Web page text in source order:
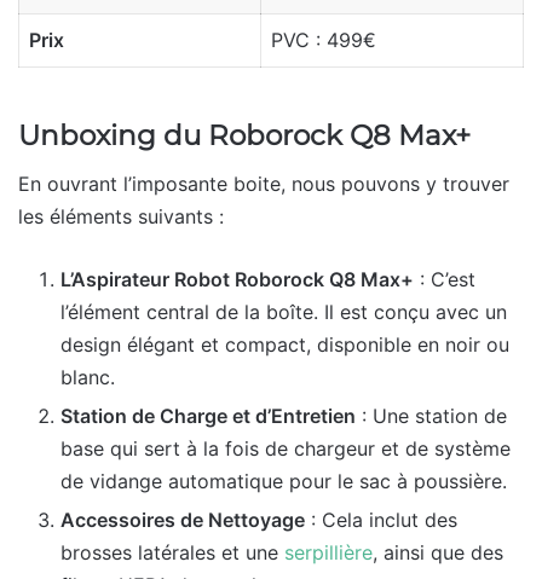
Prix PVC : 499€
Unboxing du Roborock Q8 Max+
En ouvrant l’imposante boite, nous pouvons y trouver
les éléments suivants :
L’Aspirateur Robot Roborock Q8 Max+ : C’est
l’élément central de la boîte. Il est conçu avec un
design élégant et compact, disponible en noir ou
blanc.
Station de Charge et d’Entretien : Une station de
base qui sert à la fois de chargeur et de système
de vidange automatique pour le sac à poussière.
Accessoires de Nettoyage : Cela inclut des
brosses latérales et une serpillière, ainsi que des